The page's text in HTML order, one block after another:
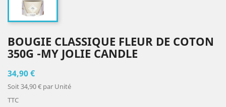
BOUGIE CLASSIQUE FLEUR DE COTON
350G -MY JOLIE CANDLE
34,90 €
Soit 34,90 € par Unité
TTC